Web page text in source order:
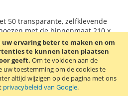
ervaring beter te maken en om
te kunnen laten plaatsen
geeft. Om te voldoen aan de
uw toestemming om de cookies te
altijd wijzigen op de pagina met ons
privacybeleid van Google.
TE
VERGELIJKEN
50 transparante, zelfklevende
met de binnenmaat 210 x
(A4 formaat). De opening zit aan
zijde.Lees verder
A5 insteekhoezen
Durable Pocketfix